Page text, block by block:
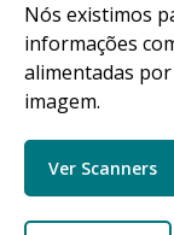
Nós existimos
informações
alimentadas por
imagem.
Ver Scanners